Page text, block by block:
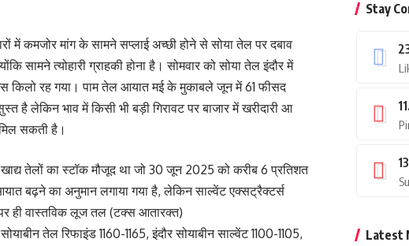
में कमजोर मांग के सामने सप्लाई अच्छी होने से सोया तेल पर दबाव
सामने त्योहारी ग्राहकी होना है। सोमवार को सोया तेल इंदौर में
किलो रह गया। पाम तेल आयात मई के मुकाबले जून में 61 फीसद
लेकिन भाव में किसी भी बड़ी गिरावट पर बाजार में खरीदारी आ
सकती है।
तेलों का स्टॉक मौजूद था जो 30 जून 2025 को करीब 6 प्रतिशत
बढ़ने का अनुमान लगाया गया है, लेकिन साल्वेंट एक्सट्रैक्टर्स
ही वास्तविक लूज तल (टक्स आतारक्त)
तेल रिफाइंड 1160-1165, इंदौर सोयाबीन साल्वेंट 1100-1105,
Stay
Latest